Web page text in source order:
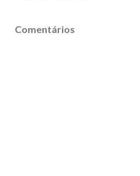
Comentários